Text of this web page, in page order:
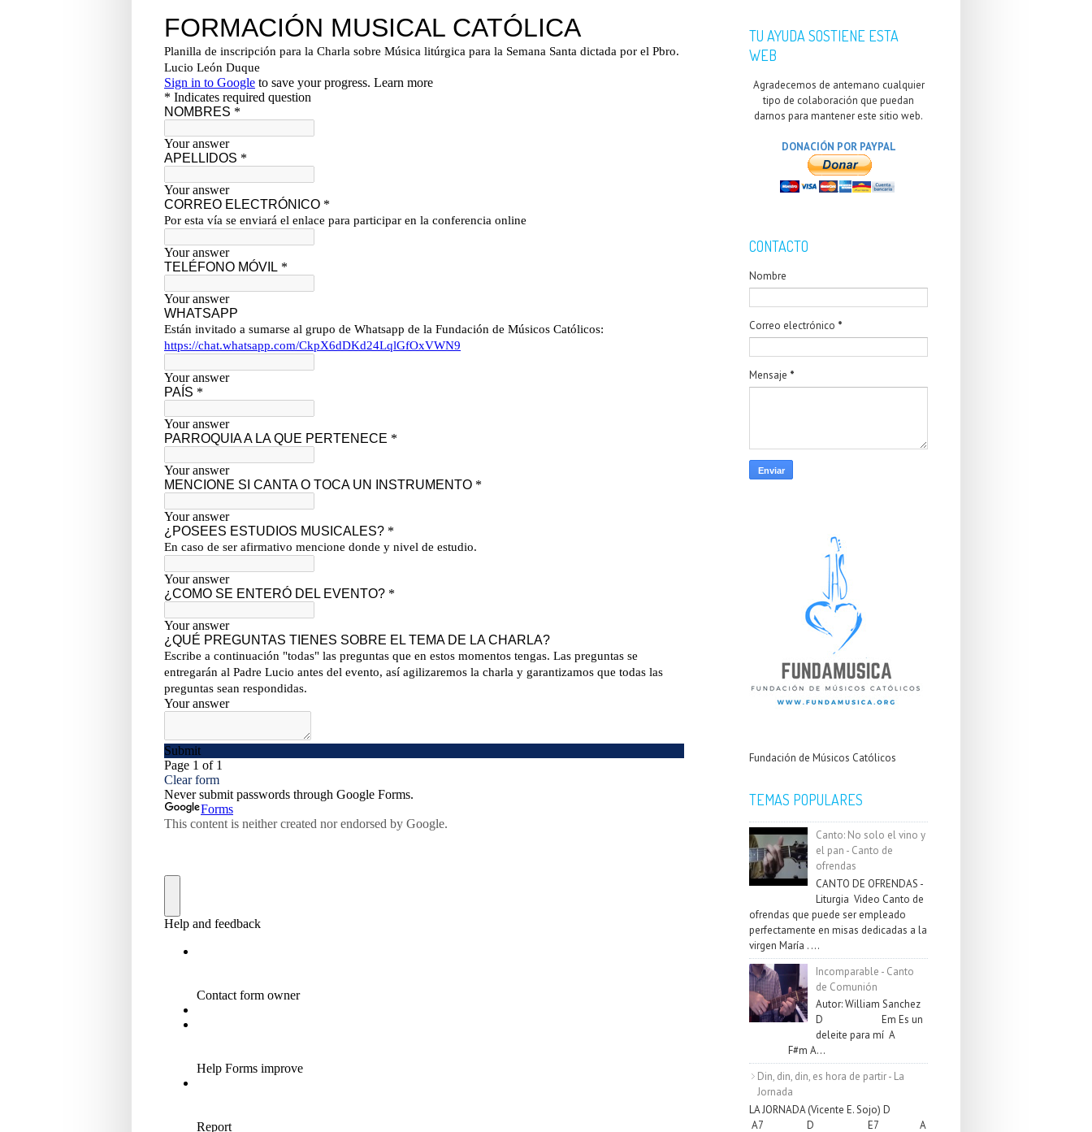
TU AYUDA SOSTIENE ESTA
WEB
Agradecemos de antemano cualquier
tipo de colaboración que puedan
darnos para mantener este sitio web.
DONACIÓN POR PAYPAL
CONTACTO
Nombre
Correo electrónico *
Mensaje *
Fundación de Músicos Católicos
TEMAS POPULARES
Canto: No solo el vino y
el pan - Canto de
ofrendas
CANTO DE OFRENDAS -
Liturgia Video Canto de
ofrendas que puede ser empleado
perfectamente en misas dedicadas a la
virgen María . ...
Incomparable - Canto
de Comunión
Autor: William Sanchez
D Em Es un
deleite para mí A
F#m A...
Din, din, din, es hora de partir - La
Jornada
LA JORNADA (Vicente E. Sojo) D
A7 D E7 A